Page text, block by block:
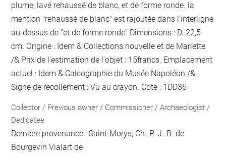
plume, lavé rehaussé de blanc, et de forme ronde. la
mention "rehaussé de blanc" est rajoutée dans l'interligne
au-dessus de "et de forme ronde" Dimensions : D. 22,5
cm. Origine : Idem & Collections nouvelle et de Mariette
/&.Prix de l'estimation de l'objet : 15francs. Emplacement
actuel : Idem & Calcographie du Musée Napoléon /&.
Signe de recollement :Vu au crayon. Cote : 1DD36
Collector / Previous owner / Commissioner / Archaeologist /
Dedicatee
Dernière provenance : Saint-Morys, Ch.-P.-J.-B. de
Bourgevin Vialart de